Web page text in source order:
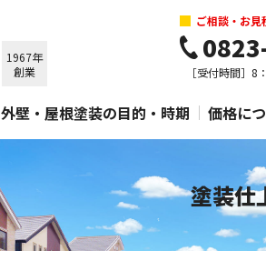
1967年
創業
ご相談・お見
［受付時間］
外壁・屋根塗装の目的・時期 価格に
塗装仕